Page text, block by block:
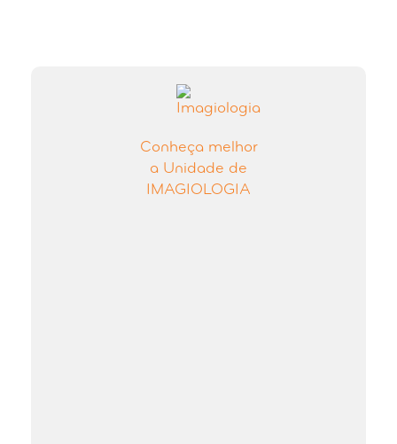
Conheça melhor
a Unidade de
IMAGIOLOGIA